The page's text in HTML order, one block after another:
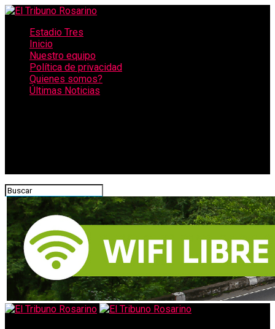
Estadio Tres
Inicio
Nuestro equipo
Política de privacidad
Quienes somos?
Últimas Noticias